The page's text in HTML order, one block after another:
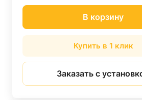
В корзину
Купить в 1 клик
Заказать с